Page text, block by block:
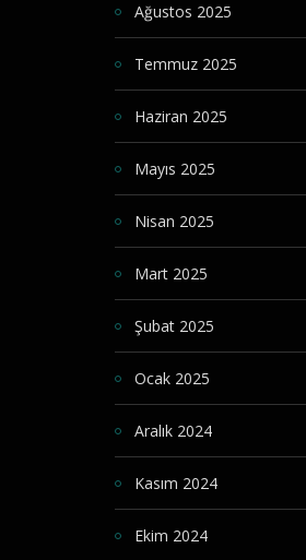
Ağustos 2025
Temmuz 2025
Haziran 2025
Mayıs 2025
Nisan 2025
Mart 2025
Şubat 2025
Ocak 2025
Aralık 2024
Kasım 2024
Ekim 2024